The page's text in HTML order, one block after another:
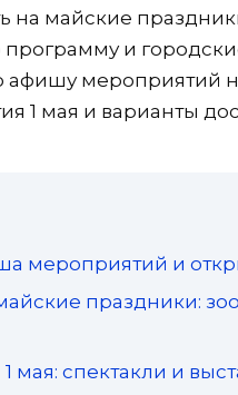
на майские
и
афишу мероприятий
1 мая и варианты
мероприятий и
праздники:
мая: спектакли и